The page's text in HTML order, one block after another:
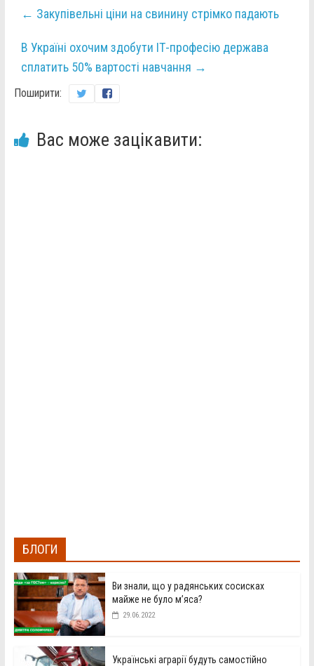
← Закупівельні ціни на свинину стрімко падають
В Україні охочим здобути ІТ-професію держава
сплатить 50% вартості навчання →
Поширити:
Вас може зацікавити:
БЛОГИ
Ви знали, що у радянських сосисках
майже не було м’яса?
29.06.2022
Українські аграрії будуть самостійно